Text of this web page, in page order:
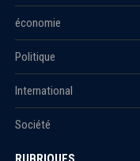
économie
Politique
International
Société